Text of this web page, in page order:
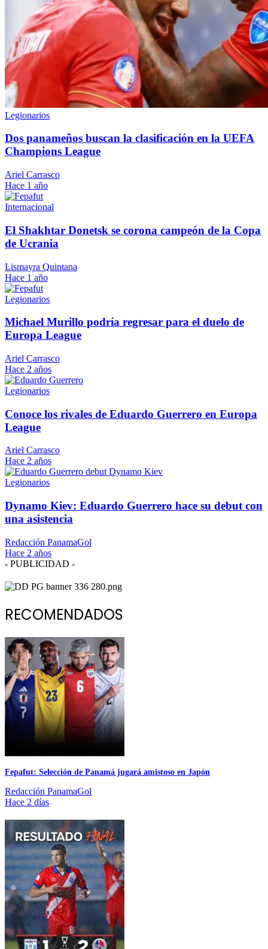
Legionarios
Dos panameños buscan la clasificación en la UEFA
Champions League
Ariel Carrasco
Hace 1 año
Internacional
El Shakhtar Donetsk se corona campeón de la Copa
de Ucrania
Lismayra Quintana
Hace 1 año
Legionarios
Michael Murillo podría regresar para el duelo de
Europa League
Ariel Carrasco
Hace 2 años
Legionarios
Conoce los rivales de Eduardo Guerrero en Europa
League
Ariel Carrasco
Hace 2 años
Legionarios
Dynamo Kiev: Eduardo Guerrero hace su debut con
una asistencia
Redacción PanamaGol
Hace 2 años
- PUBLICIDAD -
RECOMENDADOS
Fepafut: Selección de Panamá jugará amistoso en Japón
Redacción PanamaGol
Hace 2 días